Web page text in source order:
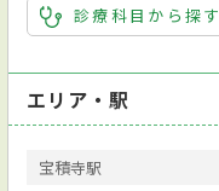
診療科目から探す
エリア・駅
宝積寺駅